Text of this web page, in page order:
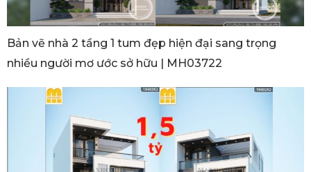
Bản vẽ nhà 2 tầng 1 tum đẹp hiện đại sang trọng
nhiều người mơ ước sở hữu | MH03722